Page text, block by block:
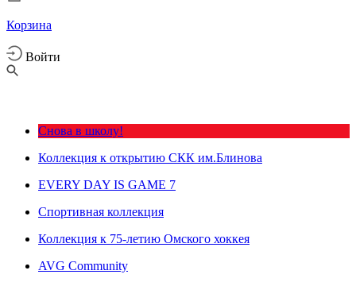
Корзина
Войти
Снова в школу!
Коллекция к открытию СКК им.Блинова
EVERY DAY IS GAME 7
Спортивная коллекция
Коллекция к 75-летию Омского хоккея
AVG Community